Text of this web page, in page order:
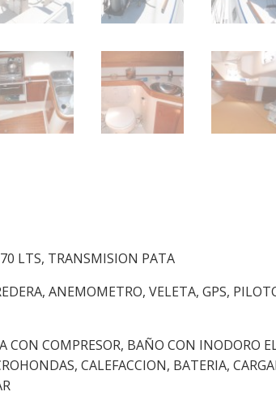
LTS, TRANSMISION PATA
ANEMOMETRO, VELETA, GPS,
CON COMPRESOR, BAÑO CON INODORO
CALEFACCION, BATERIA,